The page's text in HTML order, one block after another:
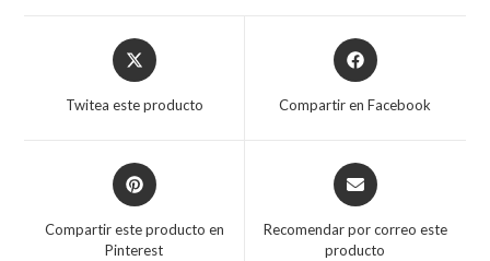
Opens
in
Twitea este producto
Opens
in
Compartir en Facebook
Opens
in
new
Compartir este producto en
Pinterest
Opens
in
new
Recomendar por correo este
producto